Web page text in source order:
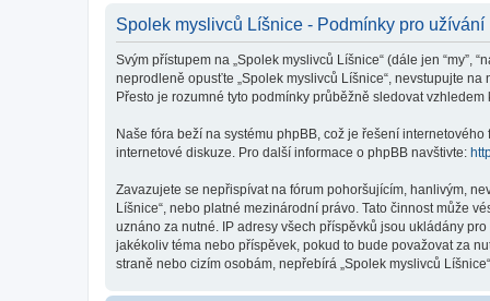
Spolek myslivců Líšnice - Podmínky pro užívání
Svým přístupem na „Spolek myslivců Líšnice“ (dále jen “my”,
neprodleně opusťte „Spolek myslivců Líšnice“, nevstupujte
Přesto je rozumné tyto podmínky průběžně sledovat
Naše fóra beží na systému phpBB, což je řešení
internetové diskuze. Pro další informace o phpBB navštivte:
Zavazujete se nepřispívat na fórum pohoršujícím, hanlivým,
Líšnice“, nebo platné mezinárodní právo. Tato činnost může
uznáno za nutné. IP adresy všech příspěvků jsou ukládány
jakékoliv téma nebo příspěvek, pokud to bude považovat za
straně nebo cizím osobám, nepřebírá „Spolek myslivců